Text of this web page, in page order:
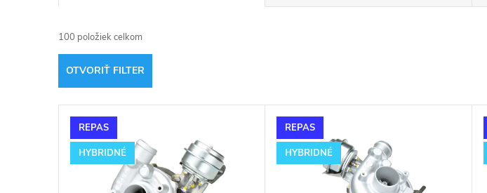
a
d
e
n
100 položiek celkom
OTVORIŤ FILTER
V
ý
REPAS
HYBRIDNÉ
REPAS
HYBRIDNÉ